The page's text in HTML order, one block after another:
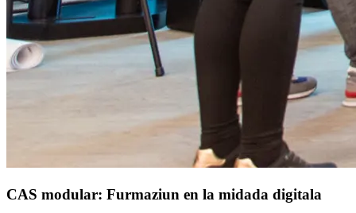
CAS modular: Furmaziun en la midada digitala